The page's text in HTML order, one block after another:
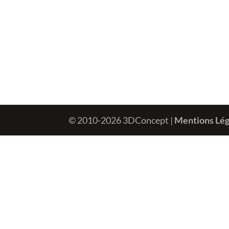
© 2010-2026 3DConcept | Mentions